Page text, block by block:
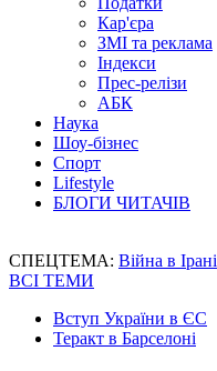
Кар'єра
ЗМІ та реклама
Індекси
Прес-релізи
АБК
Наука
Шоу-бізнес
Спорт
Lifestyle
БЛОГИ ЧИТАЧІВ
СПЕЦТЕМА: Війна в Ірані
ВСІ ТЕМИ
Вступ України в ЄС
Теракт в Барселоні